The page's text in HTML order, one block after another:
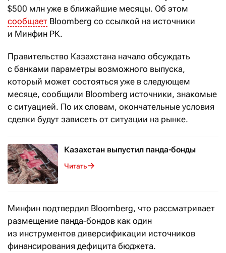
$500 млн уже в ближайшие месяцы. Об этом
сообщает Bloomberg со ссылкой на источники
и Минфин РК.
Правительство Казахстана начало обсуждать
с банками параметры возможного выпуска,
который может состояться уже в следующем
месяце, сообщили Bloomberg источники, знакомые
с ситуацией. По их словам, окончательные условия
сделки будут зависеть от ситуации на рынке.
Казахстан выпустил панда-бонды
Читать
Минфин подтвердил Bloomberg, что рассматривает
размещение панда-бондов как один
из инструментов диверсификации источников
финансирования дефицита бюджета.